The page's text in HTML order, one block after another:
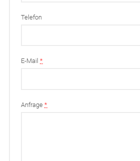
Telefon
E-Mail*
Anfrage*